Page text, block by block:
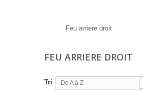
Feu arriere droit
FEU ARRIERE DROIT
Tri De A à Z